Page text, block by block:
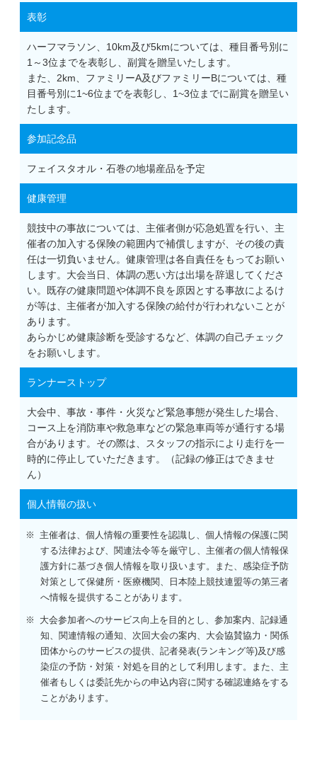
表彰
ハーフマラソン、10km及び5kmについては、種目番号別に
1～3位までを表彰し、副賞を贈呈いたします。
また、2km、ファミリーA及びファミリーBについては、種
目番号別に1~6位までを表彰し、1~3位までに副賞を贈呈い
たします。
参加記念品
フェイスタオル・石巻の地場産品を予定
健康管理
競技中の事故については、主催者側が応急処置を行い、主
催者の加入する保険の範囲内で補償しますが、その後の責
任は一切負いません。健康管理は各自責任をもってお願い
します。大会当日、体調の悪い方は出場を辞退してくださ
い。既存の健康問題や体調不良を原因とする事故によるけ
が等は、主催者が加入する保険の給付が行われないことが
あります。
あらかじめ健康診断を受診するなど、体調の自己チェック
をお願いします。
ランナーストップ
大会中、事故・事件・火災など緊急事態が発生した場合、
コース上を消防車や救急車などの緊急車両等が通行する場
合があります。その際は、スタッフの指示により走行を一
時的に停止していただきます。（記録の修正はできませ
ん）
個人情報の扱い
主催者は、個人情報の重要性を認識し、個人情報の保護に関
する法律および、関連法令等を厳守し、主催者の個人情報保
護方針に基づき個人情報を取り扱います。また、感染症予防
対策として保健所・医療機関、日本陸上競技連盟等の第三者
へ情報を提供することがあります。
大会参加者へのサービス向上を目的とし、参加案内、記録通
知、関連情報の通知、次回大会の案内、大会協賛協力・関係
団体からのサービスの提供、記者発表(ランキング等)及び感
染症の予防・対策・対処を目的として利用します。また、主
催者もしくは委託先からの申込内容に関する確認連絡をする
ことがあります。